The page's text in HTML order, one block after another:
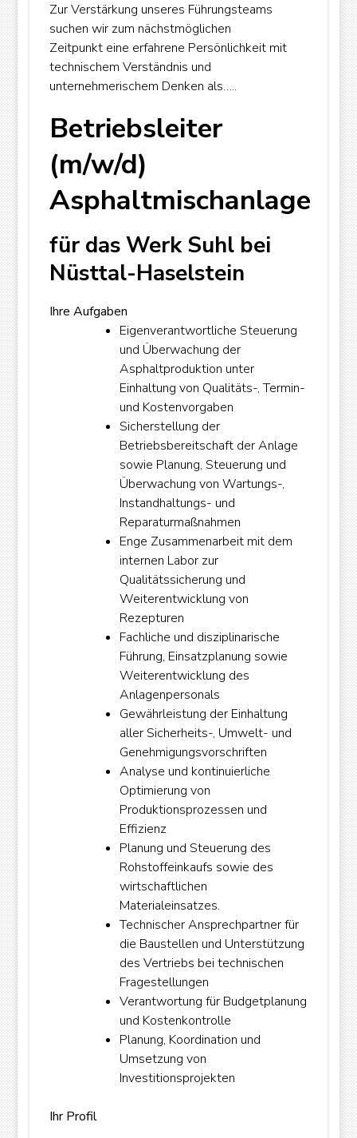
Zur Verstärkung unseres Führungsteams
suchen wir zum nächstmöglichen
Zeitpunkt eine erfahrene Persönlichkeit mit
technischem Verständnis und
unternehmerischem Denken als…..
Betriebsleiter
(m/w/d)
Asphaltmischanlage
für das Werk Suhl bei
Nüsttal-Haselstein
Ihre Aufgaben
Eigenverantwortliche Steuerung
und Überwachung der
Asphaltproduktion unter
Einhaltung von Qualitäts-, Termin-
und Kostenvorgaben
Sicherstellung der
Betriebsbereitschaft der Anlage
sowie Planung, Steuerung und
Überwachung von Wartungs-,
Instandhaltungs- und
Reparaturmaßnahmen
Enge Zusammenarbeit mit dem
internen Labor zur
Qualitätssicherung und
Weiterentwicklung von
Rezepturen
Fachliche und disziplinarische
Führung, Einsatzplanung sowie
Weiterentwicklung des
Anlagenpersonals
Gewährleistung der Einhaltung
aller Sicherheits-, Umwelt- und
Genehmigungsvorschriften
Analyse und kontinuierliche
Optimierung von
Produktionsprozessen und
Effizienz
Planung und Steuerung des
Rohstoffeinkaufs sowie des
wirtschaftlichen
Materialeinsatzes.
Technischer Ansprechpartner für
die Baustellen und Unterstützung
des Vertriebs bei technischen
Fragestellungen
Verantwortung für Budgetplanung
und Kostenkontrolle
Planung, Koordination und
Umsetzung von
Investitionsprojekten
Ihr Profil